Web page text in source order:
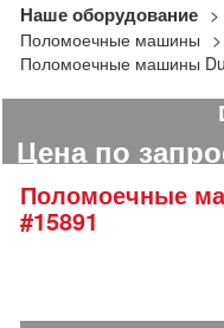
Наше оборудование
Поломоечные машины
Поломоечные машины
Цена по
Поломоечные
#15891